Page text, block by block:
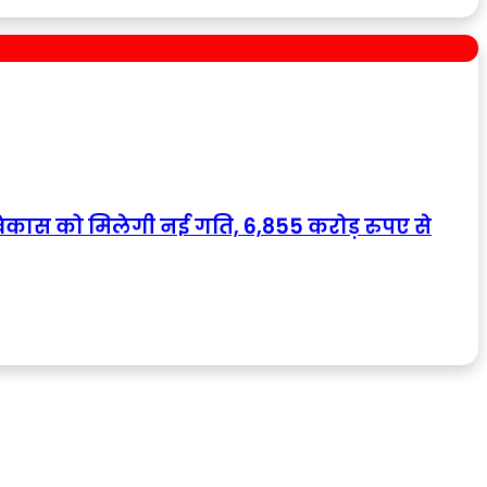
को मिलेगी नई गति, 6,855 करोड़ रुपए से